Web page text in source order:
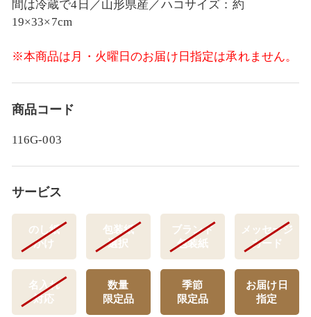
間は冷蔵で4日／山形県産／ハコサイズ：約
19×33×7cm
※本商品は月・火曜日のお届け日指定は承れません。
商品コード
116G-003
サービス
のし紙
かけ
包装紙
選択
ブランド
包装紙
メッセージ
カード
名入れ
対応
数量
限定品
季節
限定品
お届け日
指定